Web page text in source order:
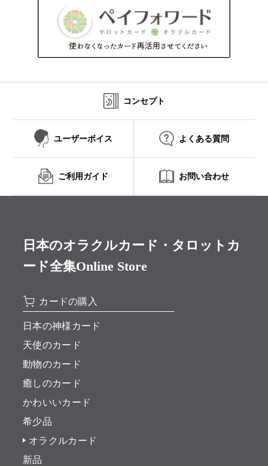
コンセプト
ユーザーボイス よくある質問
ご利用ガイド お問い合わせ
日本のオラクルカード・タロットカ
ード全集Online Store
カードの購入
日本の神様カード
天使のカード
動物のカード
癒しのカード
かわいいカード
希少品
オラクルカード
新品